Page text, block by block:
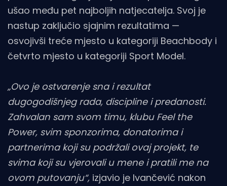
ušao među pet najboljih natjecatelja. Svoj je
nastup zaključio sjajnim rezultatima —
osvojivši treće mjesto u kategoriji Beachbody i
četvrto mjesto u kategoriji Sport Model.
„Ovo je ostvarenje sna i rezultat
dugogodišnjeg rada, discipline i predanosti.
Zahvalan sam svom timu, klubu Feel the
Power, svim sponzorima, donatorima i
partnerima koji su podržali ovaj projekt, te
svima koji su vjerovali u mene i pratili me na
ovom putovanju“, izjavio je Ivančević nakon